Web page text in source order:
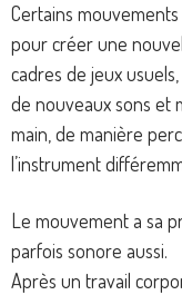
Certains
pour créer une
cadres de jeux
de nouveaux sons et
main, de manière
l’instrument
Le mouvement a sa
parfois sonore aussi.
Après un travail